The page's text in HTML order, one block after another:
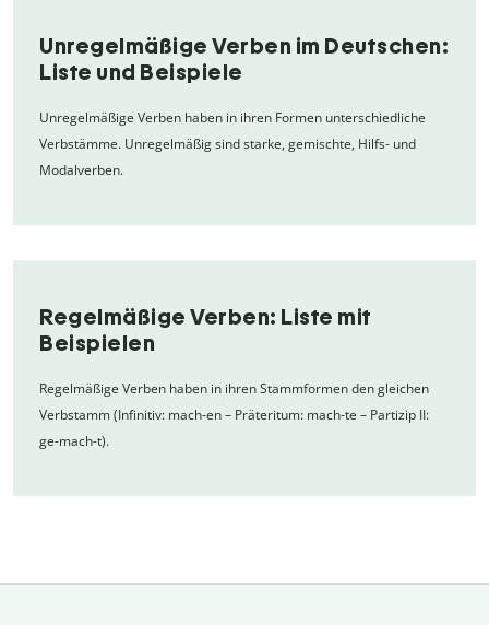
Unregelmäßige Verben im Deutschen:
Liste und Beispiele
Unregelmäßige Verben haben in ihren Formen unterschiedliche
Verbstämme. Unregelmäßig sind starke, gemischte, Hilfs- und
Modalverben.
Regelmäßige Verben: Liste mit
Beispielen
Regelmäßige Verben haben in ihren Stammformen den gleichen
Verbstamm (Infinitiv: mach-en – Präteritum: mach-te – Partizip II:
ge-mach-t).